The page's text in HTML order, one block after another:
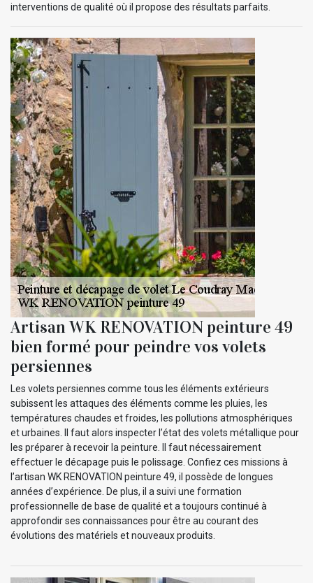
interventions de qualité où il propose des résultats parfaits.
Artisan WK RENOVATION peinture 49
bien formé pour peindre vos volets
persiennes
Les volets persiennes comme tous les éléments extérieurs
subissent les attaques des éléments comme les pluies, les
températures chaudes et froides, les pollutions atmosphériques
et urbaines. Il faut alors inspecter l’état des volets métallique pour
les préparer à recevoir la peinture. Il faut nécessairement
effectuer le décapage puis le polissage. Confiez ces missions à
l’artisan WK RENOVATION peinture 49, il possède de longues
années d’expérience. De plus, il a suivi une formation
professionnelle de base de qualité et a toujours continué à
approfondir ses connaissances pour être au courant des
évolutions des matériels et nouveaux produits.